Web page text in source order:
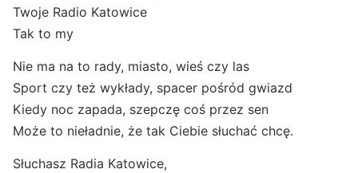
Twoje Radio Katowice
Tak to my
Nie ma na to rady, miasto, wieś czy las
Sport czy też wykłady, spacer pośród gwiazd
Kiedy noc zapada, szepczę coś przez sen
Może to nieładnie, że tak Ciebie słuchać chcę.
Słuchasz Radia Katowice,